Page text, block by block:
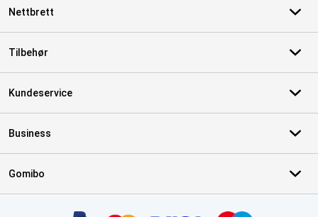
Nettbrett
Tilbehør
Kundeservice
Business
Gomibo